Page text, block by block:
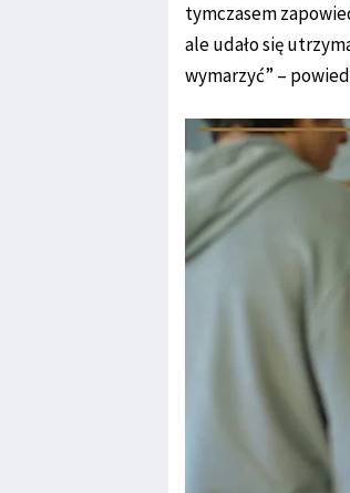
tymczasem
ale udało się
wymarzyć” –